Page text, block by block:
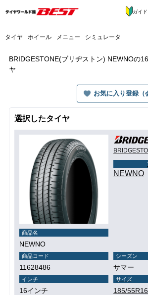
タイヤ ホイール メニュー シミュレータ
ガイド
BRIDGESTONE(ブリヂストン) NEWNOの
ヤ
お気に入り登録（
選択したタイヤ
NEWNO
商品名
NEWNO
商品コード
11628486
シーズン
サマー
インチ
16インチ
サイズ
185/55R16